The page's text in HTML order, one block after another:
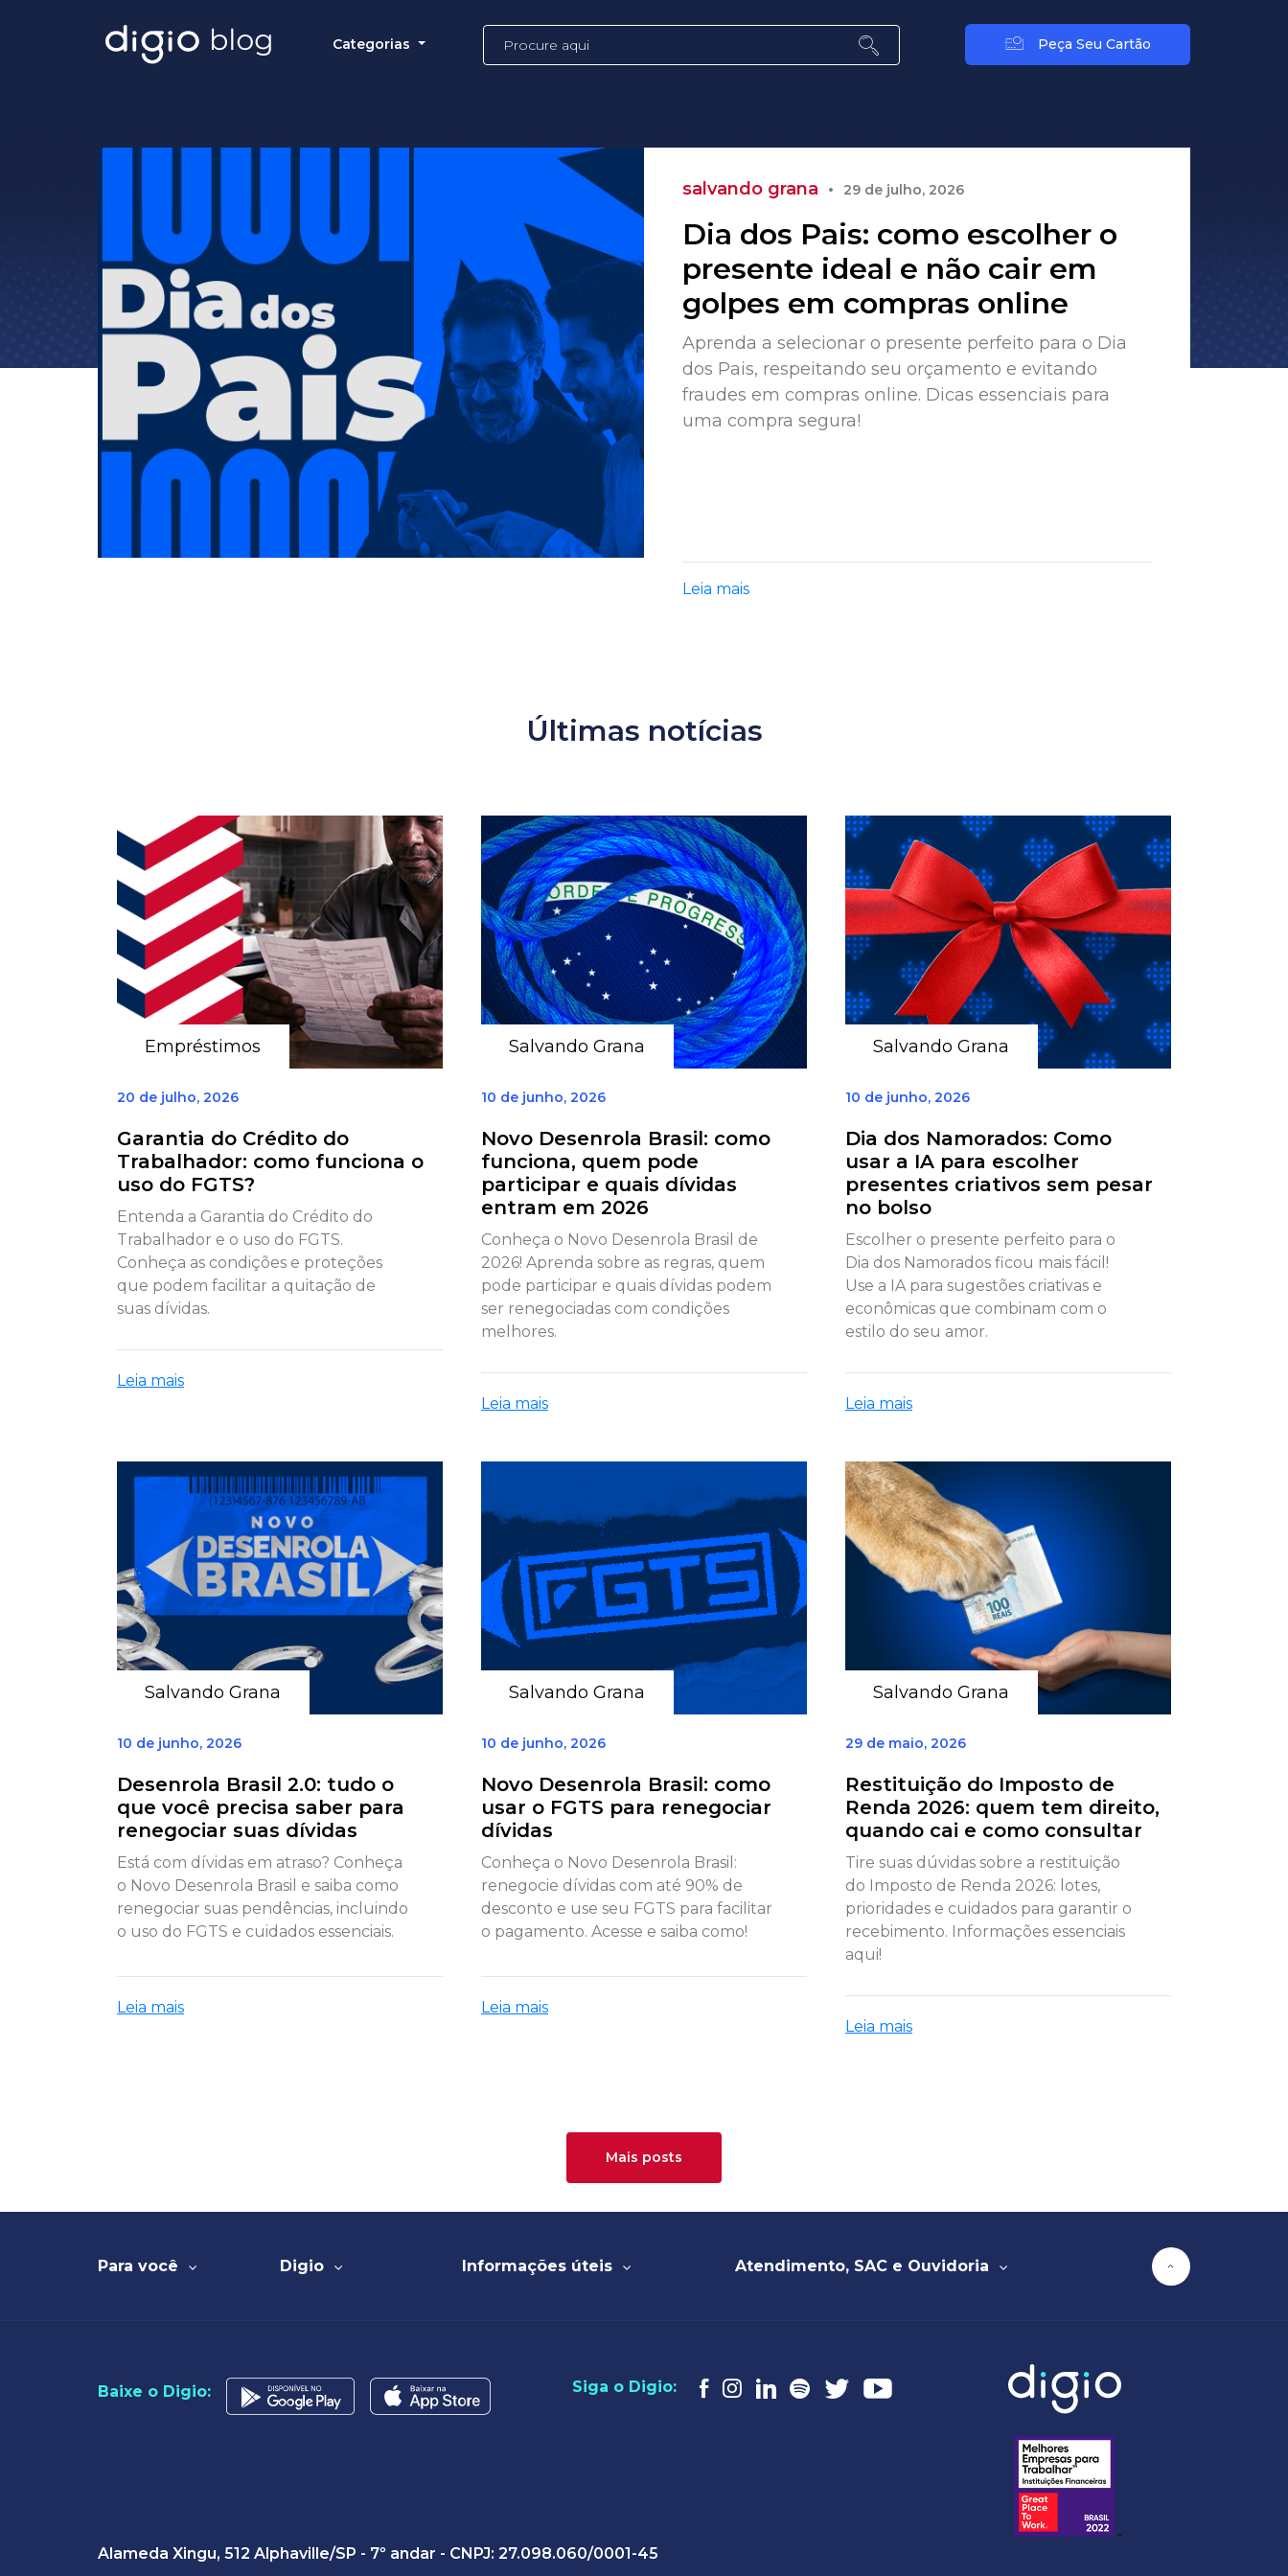
Categorias Peça Seu Cartão
salvando grana • 29 de julho, 2026
Dia dos Pais: como escolher o
presente ideal e não cair em
golpes em compras online
Aprenda a selecionar o presente perfeito para o Dia
dos Pais, respeitando seu orçamento e evitando
fraudes em compras online. Dicas essenciais para
uma compra segura!
Leia mais
Últimas notícias
Empréstimos
20 de julho, 2026
Garantia do Crédito do
Trabalhador: como funciona o
uso do FGTS?
Entenda a Garantia do Crédito do
Trabalhador e o uso do FGTS.
Conheça as condições e proteções
que podem facilitar a quitação de
suas dívidas.
Leia mais
Salvando Grana
10 de junho, 2026
Novo Desenrola Brasil: como
funciona, quem pode
participar e quais dívidas
entram em 2026
Conheça o Novo Desenrola Brasil de
2026! Aprenda sobre as regras, quem
pode participar e quais dívidas podem
ser renegociadas com condições
melhores.
Leia mais
Salvando Grana
10 de junho, 2026
Dia dos Namorados: Como
usar a IA para escolher
presentes criativos sem pesar
no bolso
Escolher o presente perfeito para o
Dia dos Namorados ficou mais fácil!
Use a IA para sugestões criativas e
econômicas que combinam com o
estilo do seu amor.
Leia mais
Salvando Grana
10 de junho, 2026
Desenrola Brasil 2.0: tudo o
que você precisa saber para
renegociar suas dívidas
Está com dívidas em atraso? Conheça
o Novo Desenrola Brasil e saiba como
renegociar suas pendências, incluindo
o uso do FGTS e cuidados essenciais.
Leia mais
Salvando Grana
10 de junho, 2026
Novo Desenrola Brasil: como
usar o FGTS para renegociar
dívidas
Conheça o Novo Desenrola Brasil:
renegocie dívidas com até 90% de
desconto e use seu FGTS para facilitar
o pagamento. Acesse e saiba como!
Leia mais
Salvando Grana
29 de maio, 2026
Restituição do Imposto de
Renda 2026: quem tem direito,
quando cai e como consultar
Tire suas dúvidas sobre a restituição
do Imposto de Renda 2026: lotes,
prioridades e cuidados para garantir o
recebimento. Informações essenciais
aqui!
Leia mais
Mais posts
Para você Digio Informações úteis Atendimento, SAC e Ouvidoria
Baixe o Digio: Siga o Digio:
Alameda Xingu, 512 Alphaville/SP - 7º andar - CNPJ: 27.098.060/0001-45